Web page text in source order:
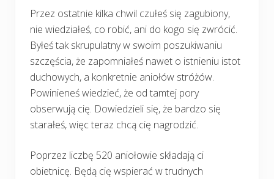
Przez ostatnie kilka chwil czułeś się zagubiony,
nie wiedziałeś, co robić, ani do kogo się zwrócić.
Byłeś tak skrupulatny w swoim poszukiwaniu
szczęścia, że zapomniałeś nawet o istnieniu istot
duchowych, a konkretnie aniołów stróżów.
Powinieneś wiedzieć, że od tamtej pory
obserwują cię. Dowiedzieli się, że bardzo się
starałeś, więc teraz chcą cię nagrodzić.
Poprzez liczbę 520 aniołowie składają ci
obietnicę. Będą cię wspierać w trudnych